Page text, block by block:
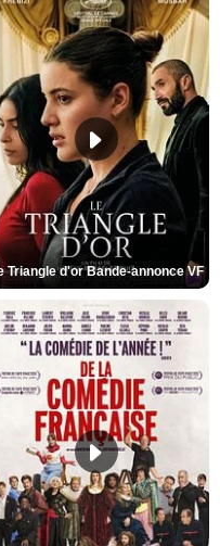
Triangle d'or Bande-annonce VF